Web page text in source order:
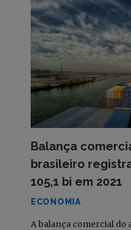
Balança
brasileiro
105,1 bi em 2021
ECONOMIA
A balança comercial